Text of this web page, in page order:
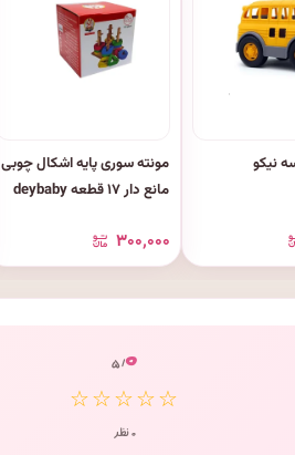
نیکو
مونته سوری پایه اشکال چوبی
مانع دار ۱۷ قطعه deybaby
۳۰۰٬۰۰۰
۰/ ۵
☆☆☆☆☆
۰ نظر